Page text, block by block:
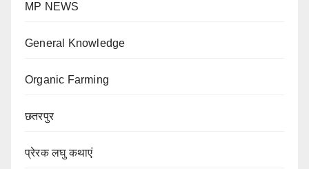
MP NEWS
General Knowledge
Organic Farming
छतरपुर
प्रेरक लघु कथाएं